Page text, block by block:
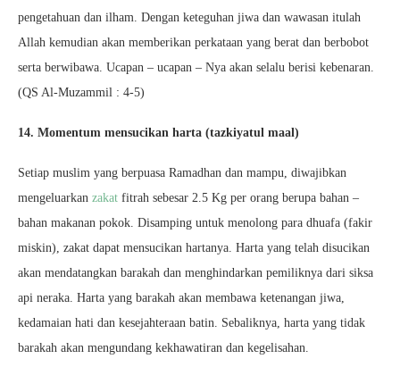
pengetahuan dan ilham. Dengan keteguhan jiwa dan wawasan itulah
Allah kemudian akan memberikan perkataan yang berat dan berbobot
serta berwibawa. Ucapan – ucapan – Nya akan selalu berisi kebenaran.
(QS Al-Muzammil : 4-5)
14. Momentum mensucikan harta (tazkiyatul maal)
Setiap muslim yang berpuasa Ramadhan dan mampu, diwajibkan
mengeluarkan zakat fitrah sebesar 2.5 Kg per orang berupa bahan –
bahan makanan pokok. Disamping untuk menolong para dhuafa (fakir
miskin), zakat dapat mensucikan hartanya. Harta yang telah disucikan
akan mendatangkan barakah dan menghindarkan pemiliknya dari siksa
api neraka. Harta yang barakah akan membawa ketenangan jiwa,
kedamaian hati dan kesejahteraan batin. Sebaliknya, harta yang tidak
barakah akan mengundang kekhawatiran dan kegelisahan.